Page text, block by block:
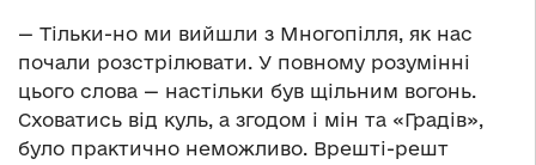
— Тільки-но ми вийшли з Многопілля, як нас
почали розстрілювати. У повному розумінні
цього слова — настільки був щільним вогонь.
Сховатись від куль, а згодом і мін та «Градів»,
було практично неможливо. Врешті-решт